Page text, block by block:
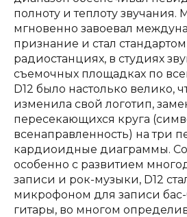
полноту и теплоту звучания.
мгновенно завоевал
признание и стал
радиостанциях, в студиях
съемочных площадках по
D12 было настолько велико,
изменила свой логотип,
пересекающихся круга
всенаправленность) на три
кардиоидные диаграммы.
особенно с развитием
записи и рок-музыки, D12
микрофоном для записи бас-
гитары, во многом